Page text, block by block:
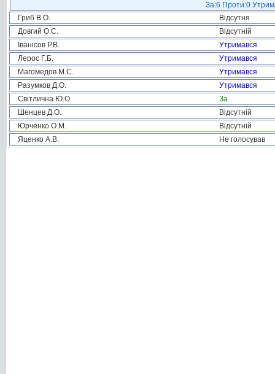
За:6 Проти:0
Гриб В.О.
Відсутня
Довгий О.С.
Відсутній
Іванісов Р.В.
Утримався
Лерос Г.Б.
Утримався
Магомедов М.С.
Утримався
Разумков Д.О.
Утримався
Світлична Ю.О.
За
Шенцев Д.О.
Відсутній
Юрченко О.М.
Відсутній
Яценко А.В.
Не голосував